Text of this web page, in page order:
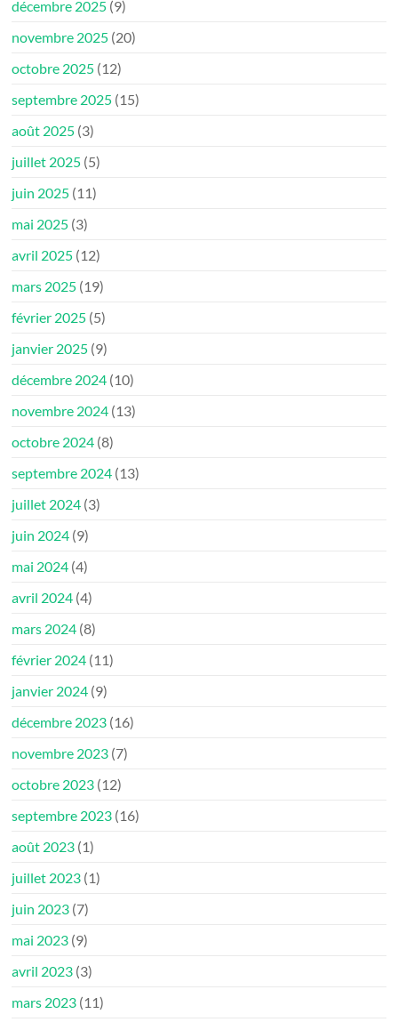
décembre 2025 (9)
novembre 2025 (20)
octobre 2025 (12)
septembre 2025 (15)
août 2025 (3)
juillet 2025 (5)
juin 2025 (11)
mai 2025 (3)
avril 2025 (12)
mars 2025 (19)
février 2025 (5)
janvier 2025 (9)
décembre 2024 (10)
novembre 2024 (13)
octobre 2024 (8)
septembre 2024 (13)
juillet 2024 (3)
juin 2024 (9)
mai 2024 (4)
avril 2024 (4)
mars 2024 (8)
février 2024 (11)
janvier 2024 (9)
décembre 2023 (16)
novembre 2023 (7)
octobre 2023 (12)
septembre 2023 (16)
août 2023 (1)
juillet 2023 (1)
juin 2023 (7)
mai 2023 (9)
avril 2023 (3)
mars 2023 (11)